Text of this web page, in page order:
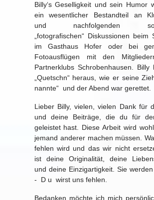
Billy‘s Geselligkeit und sein Humor
ein wesentlicher Bestandteil an
und nachfolgenden
„fotografischen“ Diskussionen beim
im Gasthaus Hofer oder bei
Fotoausflügen mit den
Partnerklubs Schrobenhausen. Billy
„Quetschn“ heraus, wie er seine
nannte“ und der Abend war gerettet.
Lieber Billy, vielen, vielen Dank für
und deine Beiträge, die du für
geleistet hast. Diese Arbeit wird
jemand anderer machen müssen.
fehlen wird und das wir nicht
ist deine Originalität, deine
und deine Einzigartigkeit. Sie
- D u wirst uns fehlen.
Bedanken möchte ich mich